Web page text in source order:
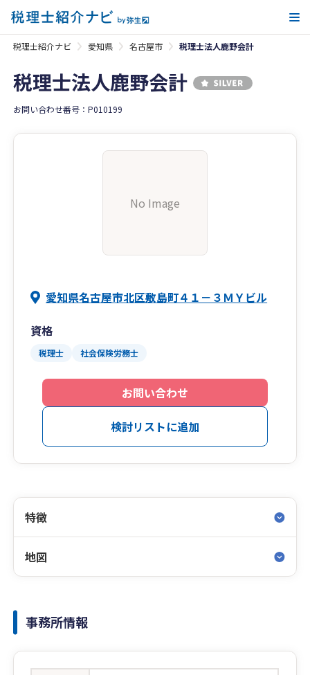
税理士紹介ナビ 愛知県 名古屋市 税理士法人鹿野会計
税理士法人鹿野会計
お問い合わせ番号：P010199
No Image
愛知県名古屋市北区敷島町４１－３ＭＹビル
資格
税理士 社会保険労務士
お問い合わせ
検討リストに追加
特徴
地図
事務所情報